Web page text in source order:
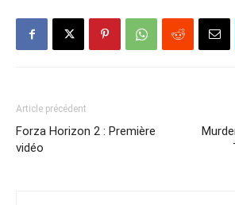
Article précédent
Forza Horizon 2 : Première
vidéo